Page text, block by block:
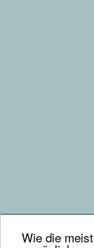
Wie die